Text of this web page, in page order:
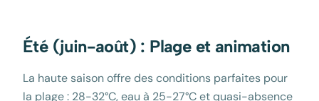
Été (juin-août) : Plage et animation
La haute saison offre des conditions parfaites pour
la plage : 28-32°C, eau à 25-27°C et quasi-absence